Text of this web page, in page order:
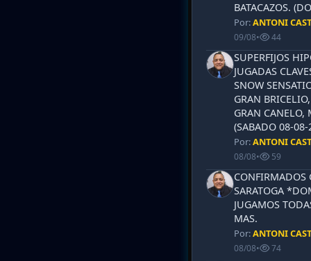
BATACAZOS.
Por:ANTONI
09/08• 44
SUPERFIJOS
JUGADAS
SNOW
GRAN
GRAN CANELO,
(SABADO 08-
Por:ANTONI
08/08• 59
CONFIRMADOS
SARATOGA
JUGAMOS
MAS.
Por:ANTONI
08/08• 74